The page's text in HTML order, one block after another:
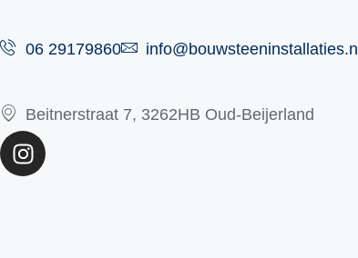
06 29179860 info@bouwsteeninstallaties.nl
Beitnerstraat 7, 3262HB Oud-Beijerland